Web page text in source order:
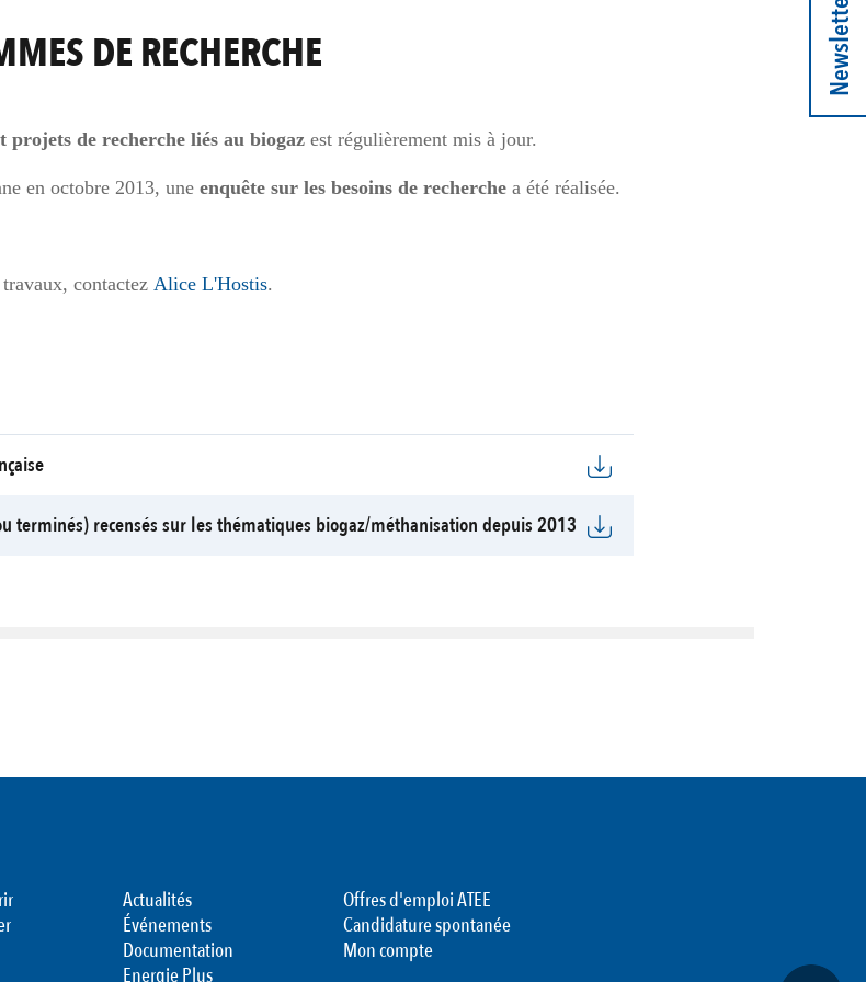
DE RECHERCHE
projets de recherche liés au biogaz est régulièrement mis à jour.
en octobre 2013, une enquête sur les besoins de recherche a été réalisée.
contactez Alice L'Hostis.
terminés) recensés sur les thématiques biogaz/méthanisation depuis 2013
Newsletter
Actualités
Événements
Documentation
Energie Plus
Offres d'emploi ATEE
Candidature spontanée
Mon compte